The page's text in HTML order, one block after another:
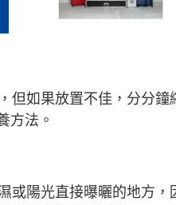
但如果放置不佳，分分
方法。
或陽光直接曝曬的地方